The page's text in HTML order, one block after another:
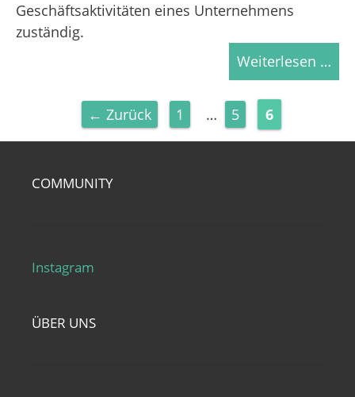
Geschäftsaktivitäten eines Unternehmens
zuständig.
Weiterlesen …
← Zurück Seite
1 … Seite
5 Seite
6
COMMUNITY
Instagram
ÜBER UNS